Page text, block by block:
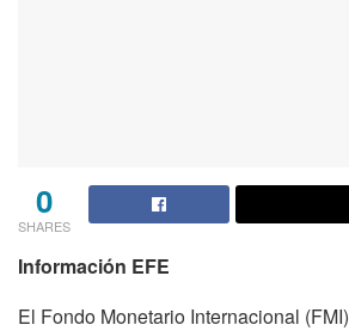
0
SHARES
Información EFE
El Fondo Monetario Internacional (FMI)